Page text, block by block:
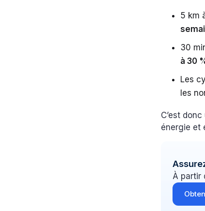
5 km
30
à 30
Les
les
C’est
énergie et
À partir